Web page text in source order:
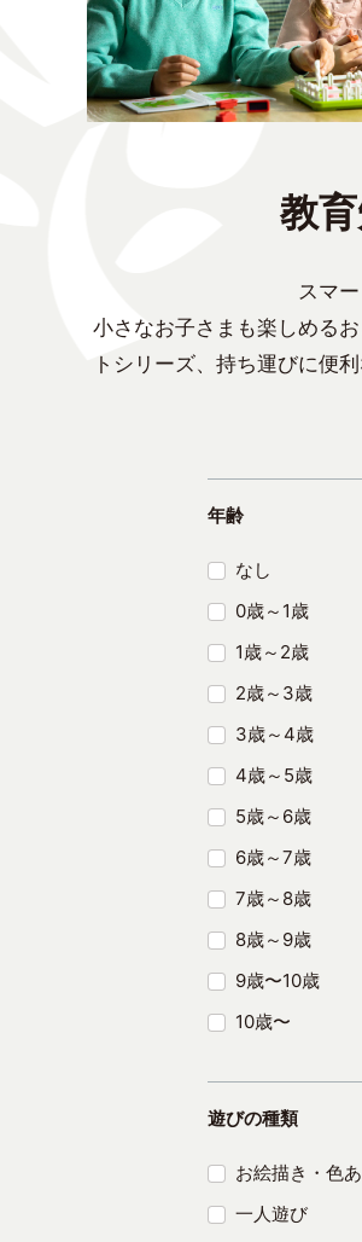
教
スマ
小さなお子さまも楽しめる
トシリーズ、持ち運びに便
年齢
なし
0歳～1歳
1歳～2歳
2歳～3歳
3歳～4歳
4歳～5歳
5歳～6歳
6歳～7歳
7歳～8歳
8歳～9歳
9歳〜10歳
10歳〜
遊びの種類
お絵描き・色
一人遊び